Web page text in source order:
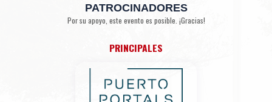
PATROCINADORES
Por su apoyo, este evento es posible. ¡Gracias!
PRINCIPALES